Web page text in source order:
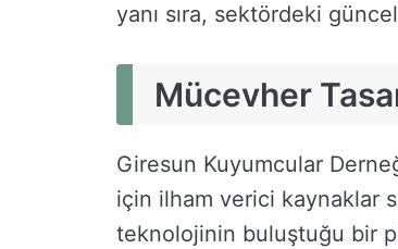
yanı sıra, sektördeki
Mücevher
Giresun Kuyumcular
için ilham verici kaynaklar
teknolojinin buluştuğu bir